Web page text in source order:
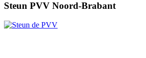
Steun PVV Noord-Brabant